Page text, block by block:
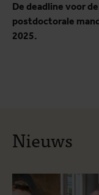
De deadline voor
postdoctorale
2025.
Nieuws